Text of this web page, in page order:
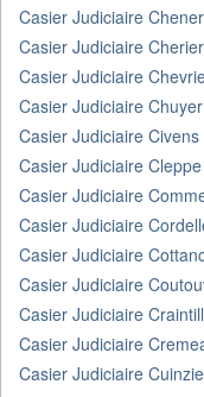
Casier Judiciaire
Casier Judiciaire
Casier Judiciaire
Casier Judiciaire
Casier Judiciaire
Casier Judiciaire
Casier Judiciaire
Casier Judiciaire
Casier Judiciaire
Casier Judiciaire
Casier Judiciaire
Casier Judiciaire
Casier Judiciaire